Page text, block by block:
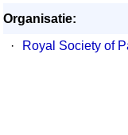
Organisatie:
·
Royal Society of